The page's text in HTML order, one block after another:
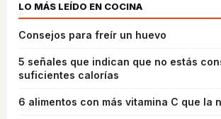
LO MÁS LEÍDO EN COCINA
Consejos para freír un huevo
5 señales que indican que no estás
suficientes calorías
6 alimentos con más vitamina C que la